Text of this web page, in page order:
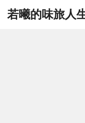
若曦的味旅人